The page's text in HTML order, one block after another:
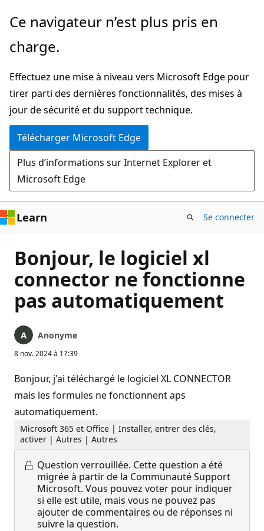
Passer
directement
au
principal
Ce navigateur n’est plus pris en
charge.
Effectuez une mise à niveau vers Microsoft Edge pour
tirer parti des dernières fonctionnalités, des mises à
jour de sécurité et du support technique.
Télécharger Microsoft Edge
Plus d’informations sur Internet Explorer et
Microsoft Edge
Learn Se connecter
Bonjour, le logiciel xl
connector ne fonctionne
pas automatiquement
Anonyme
8 nov. 2024 à 17:39
Bonjour, j'ai téléchargé le logiciel XL CONNECTOR
mais les formules ne fonctionnent aps
automatiquement.
Microsoft 365 et Office | Installer, entrer des clés,
activer | Autres | Autres
Question verrouillée. Cette question a été
migrée à partir de la Communauté Support
Microsoft. Vous pouvez voter pour indiquer
si elle est utile, mais vous ne pouvez pas
ajouter de commentaires ou de réponses ni
suivre la question.